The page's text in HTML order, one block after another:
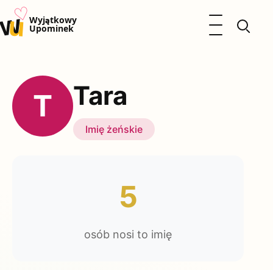
u♡Wyjątkowy
Upominek
Otwórz menu
Kalendarz Imienin
Kobieta
Okazje
Katalog prezentów
T Tara
Imię żeńskie
5
osób nosi to imię